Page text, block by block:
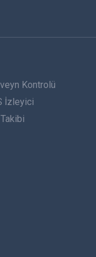
Kontrolü
İzleyici